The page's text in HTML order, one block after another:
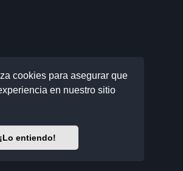
cookies para asegurar que
en nuestro sitio
¡Lo entiendo!